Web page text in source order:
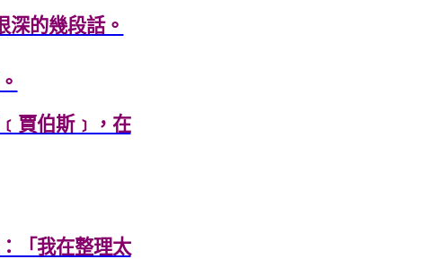
深的幾段話。
賈伯斯﹞，在
「我在整理太